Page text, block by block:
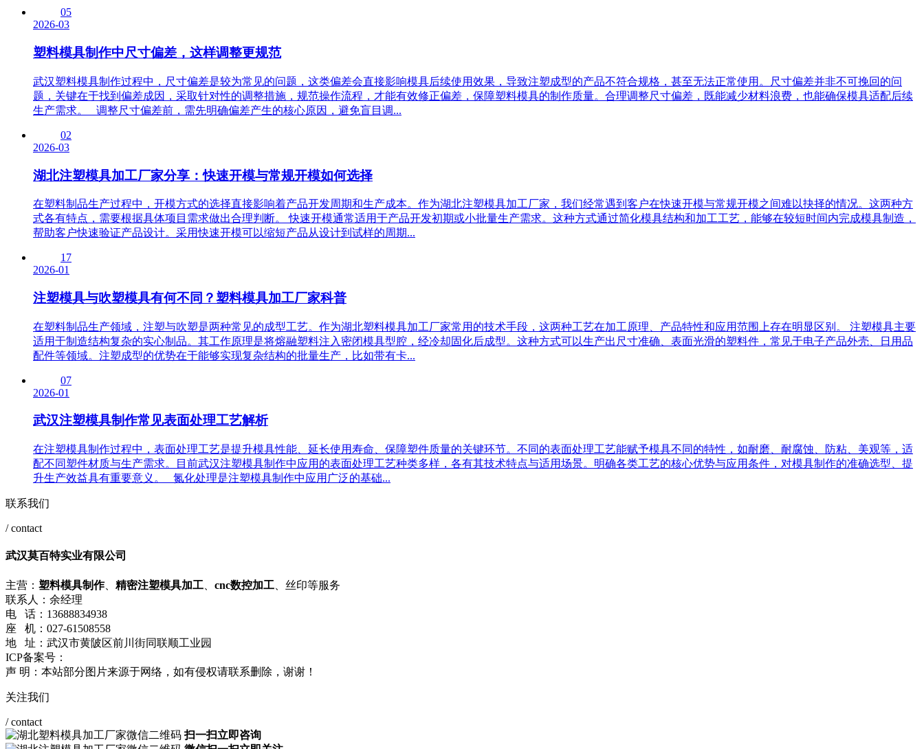
05
2026-03
塑料模具制作中尺寸偏差，这样调整更规范
武汉塑料模具制作过程中，尺寸偏差是较为常见的问题，这类偏差会直接影响模具后续使用效果，导致注塑成型的产品不符合规格，甚至无法正常使用。尺寸偏差并非不可挽回的问
题，关键在于找到偏差成因，采取针对性的调整措施，规范操作流程，才能有效修正偏差，保障塑料模具的制作质量。合理调整尺寸偏差，既能减少材料浪费，也能确保模具适配后续
生产需求。 调整尺寸偏差前，需先明确偏差产生的核心原因，避免盲目调...
02
2026-03
湖北注塑模具加工厂家分享：快速开模与常规开模如何选择
在塑料制品生产过程中，开模方式的选择直接影响着产品开发周期和生产成本。作为湖北注塑模具加工厂家，我们经常遇到客户在快速开模与常规开模之间难以抉择的情况。这两种方
式各有特点，需要根据具体项目需求做出合理判断。 快速开模通常适用于产品开发初期或小批量生产需求。这种方式通过简化模具结构和加工工艺，能够在较短时间内完成模具制造，
帮助客户快速验证产品设计。采用快速开模可以缩短产品从设计到试样的周期...
17
2026-01
注塑模具与吹塑模具有何不同？塑料模具加工厂家科普
在塑料制品生产领域，注塑与吹塑是两种常见的成型工艺。作为湖北塑料模具加工厂家常用的技术手段，这两种工艺在加工原理、产品特性和应用范围上存在明显区别。 注塑模具主要
适用于制造结构复杂的实心制品。其工作原理是将熔融塑料注入密闭模具型腔，经冷却固化后成型。这种方式可以生产出尺寸准确、表面光滑的塑料件，常见于电子产品外壳、日用品
配件等领域。注塑成型的优势在于能够实现复杂结构的批量生产，比如带有卡...
07
2026-01
武汉注塑模具制作常见表面处理工艺解析
在注塑模具制作过程中，表面处理工艺是提升模具性能、延长使用寿命、保障塑件质量的关键环节。不同的表面处理工艺能赋予模具不同的特性，如耐磨、耐腐蚀、防粘、美观等，适
配不同塑件材质与生产需求。目前武汉注塑模具制作中应用的表面处理工艺种类多样，各有其技术特点与适用场景。明确各类工艺的核心优势与应用条件，对模具制作的准确选型、提
升生产效益具有重要意义。 氮化处理是注塑模具制作中应用广泛的基础...
联系我们
/ contact
武汉莫百特实业有限公司
主营： 塑料模具制作、 精密注塑模具加工 cnc数控加工 、丝印等服务
联系人：余经理
电 话：13688834938
座 机：027-61508558
地 址：武汉市黄陂区前川街同联顺工业园
ICP备案号：
声 明：本站部分图片来源于网络，如有侵权请联系删除，谢谢！
关注我们
/ contact
扫一扫立即咨询